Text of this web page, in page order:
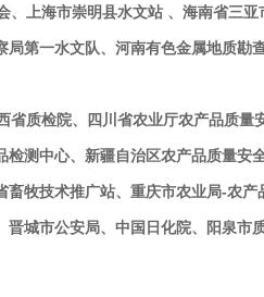
上海市崇明县水文站 、海南省三
局第一水文队、河南有色金属地质
质检院、四川省农业厅农产品质量
检测中心、新疆自治区农产品质量安
畜牧技术推广站、重庆市农业局-农
晋城市公安局、中国日化院、阳泉市